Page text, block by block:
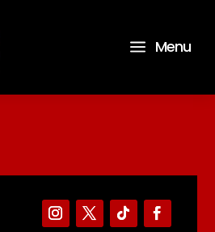
a Menu